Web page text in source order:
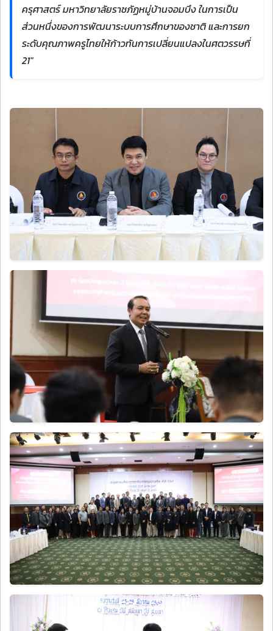
ครุศาสตร์ มหาวิทยาลัยราชภัฏหมู่บ้านจอมบึง ในการเป็น
ส่วนหนึ่งของการพัฒนาระบบการศึกษาของชาติ และการยก
ระดับคุณภาพครูไทยให้ก้าวทันการเปลี่ยนแปลงในศตวรรษที่
21"